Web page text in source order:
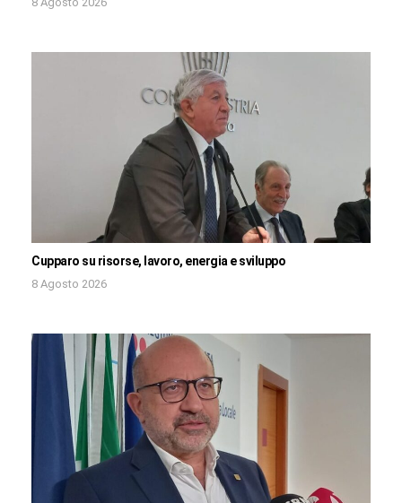
Cupparo su risorse, lavoro, energia e sviluppo
8 Agosto 2026